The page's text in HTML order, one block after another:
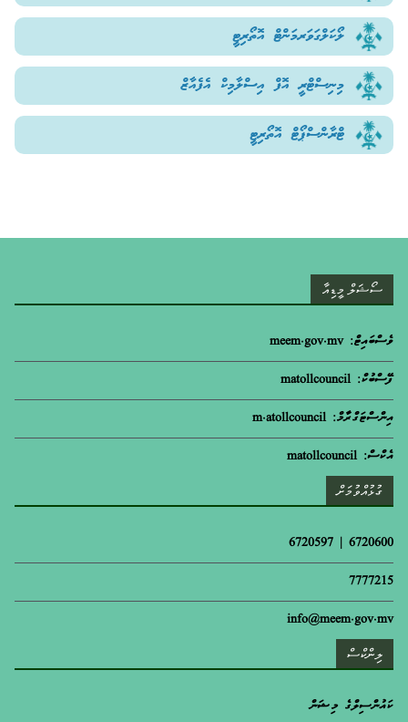
ލޯކަލްގަވަރމަންޓް އޮތޯރިޓީ
މިނިސްޓްރީ އޮފް އިސްލާމިކް އެފެއާޒް
ޓްރާންސްޕޯޓް އޮތޯރިޓީ
ސޯޝަލް މީޑިއާ
ވެސްބައިޓް: meem.gov.mv
ފޭސްބުކް: matollcouncil
އިންސްޓަގްރާމް: m.atollcouncil
އެކްސް: matollcouncil
ގުޅުއްވުމަށް
6720600 | 6720597
7777215
info@meem.gov.mv
ލިންކްސް
ކައުންސިލްގެ މިޝަން